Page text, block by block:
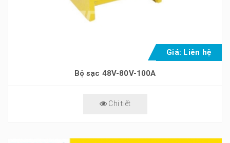
Giá: Liên hệ
Bộ sạc 48V-80V-100A
Chi tiết